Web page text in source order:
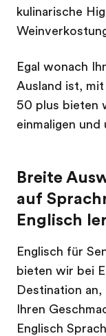
kulinarische
Egal wonach
Ausland ist,
50 plus bieten
einmaligen und
Breite
auf
Englisch
Englisch für
bieten wir bei
Destination
Ihren
Englisch